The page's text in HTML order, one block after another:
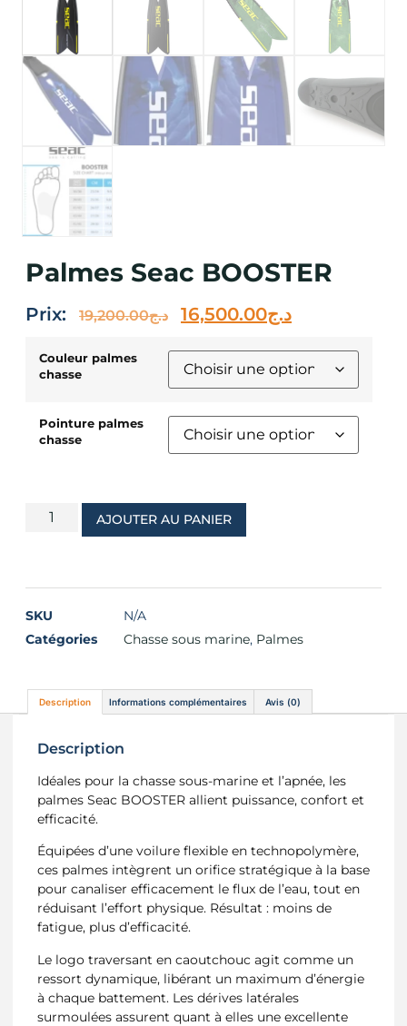
Palmes Seac BOOSTER
Prix: د.ج19,200.00 د.ج16,500.00
Couleur palmes
chasse
Pointure palmes
chasse
AJOUTER AU PANIER
SKU
N/A
Catégories
Chasse sous marine, Palmes
Description Informations complémentaires Avis (0)
Description
Idéales pour la chasse sous-marine et l’apnée, les
palmes Seac BOOSTER allient puissance, confort et
efficacité.
Équipées d’une voilure flexible en technopolymère,
ces palmes intègrent un orifice stratégique à la base
pour canaliser efficacement le flux de l’eau, tout en
réduisant l’effort physique. Résultat : moins de
fatigue, plus d’efficacité.
Le logo traversant en caoutchouc agit comme un
ressort dynamique, libérant un maximum d’énergie
à chaque battement. Les dérives latérales
surmoulées assurent quant à elles une excellente